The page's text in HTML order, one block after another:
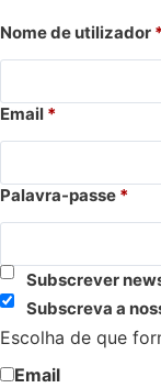
Nome de utilizador *
Email *
Palavra-passe *
Subscrever
Subscreva a
Escolha de que
Email